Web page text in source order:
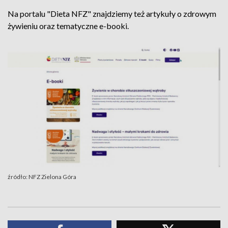
Na portalu "Dieta NFZ" znajdziemy też artykuły o zdrowym
żywieniu oraz tematyczne e-booki.
źródło: NFZ Zielona Góra